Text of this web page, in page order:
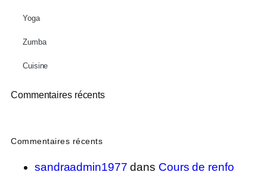
Yoga
Zumba
Cuisine
Commentaires récents
Commentaires récents
sandraadmin1977 dans Cours de renfo